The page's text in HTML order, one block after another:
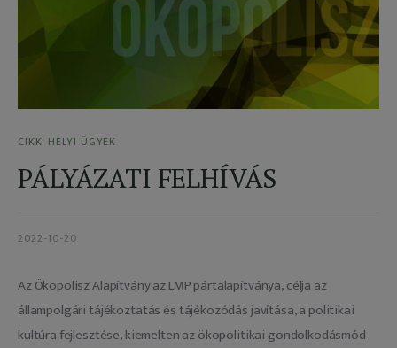
Videó
Ellensúly
Adatkezelés
CIKK HELYI ÜGYEK
PÁLYÁZATI FELHÍVÁS
2022-10-20
Az Ökopolisz Alapítvány az LMP pártalapítványa, célja az
állampolgári tájékoztatás és tájékozódás javítása, a politikai
kultúra fejlesztése, kiemelten az ökopolitikai gondolkodásmód